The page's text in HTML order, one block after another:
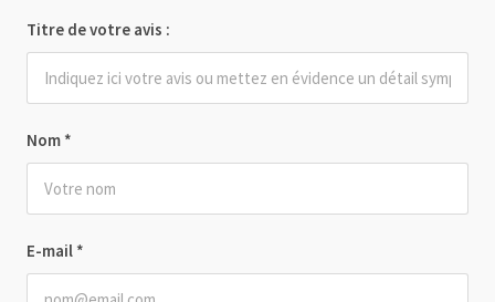
Nom *
E-mail *
Titre de votre avis :